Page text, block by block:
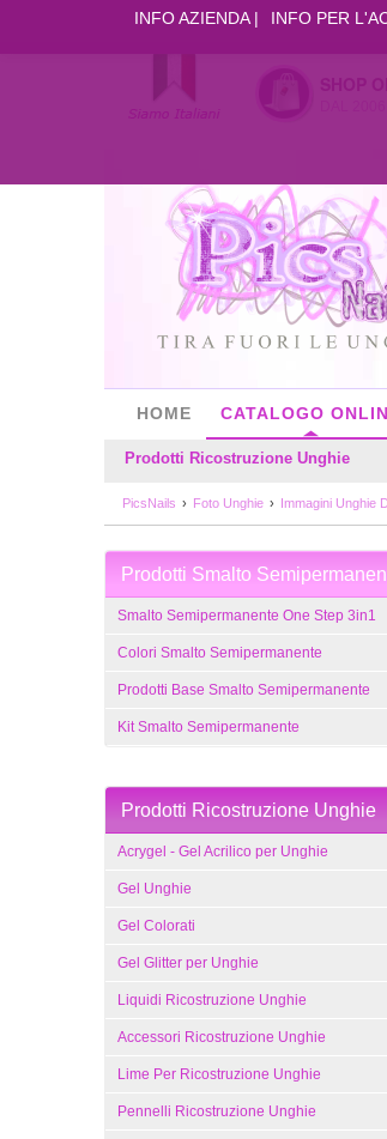
INFO AZIENDA INFO PER
SHOP
HOME CATALOGO
Prodotti Ricostruzione Unghie
PicsNails Foto Unghie Immagini Unghie
Prodotti Smalto
Smalto Semipermanente One Step 3in1
Colori Smalto Semipermanente
Prodotti Base Smalto Semipermanente
Kit Smalto Semipermanente
Prodotti Ricostruzione Unghie
Acrygel - Gel Acrilico per Unghie
Gel Unghie
Gel Colorati
Gel Glitter per Unghie
Liquidi Ricostruzione Unghie
Accessori Ricostruzione Unghie
Lime Per Ricostruzione Unghie
Pennelli Ricostruzione Unghie